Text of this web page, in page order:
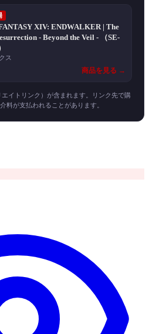
XIV: ENDWALKER | The
- Beyond the Veil - （SE-
ス
商品を見る →
イトリンク）が含まれます。リンク先で購
料が支払われることがあります。